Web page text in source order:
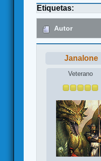
Etiquetas:
Autor
Janalone
Veterano